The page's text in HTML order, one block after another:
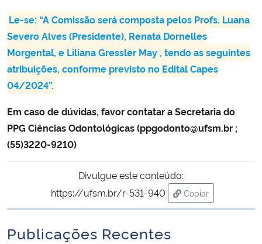
Secretaria-Geral
Secretaria de Governo
Gabinete de Segurança Institucional
Banco Central do Brasil
Le-se: “A Comissão será composta pelos Profs. Luana
Severo Alves (Presidente), Renata Dornelles
Morgental, e Liliana Gressler May , tendo as seguintes
atribuições, conforme previsto no Edital Capes
04/2024”.
Em caso de dúvidas, favor contatar a Secretaria do
PPG Ciências Odontológicas (ppgodonto@ufsm.br ;
(55)3220-9210)
Divulgue este conteúdo:
https://ufsm.br/r-531-940
Copiar
para área de
Publicações Recentes